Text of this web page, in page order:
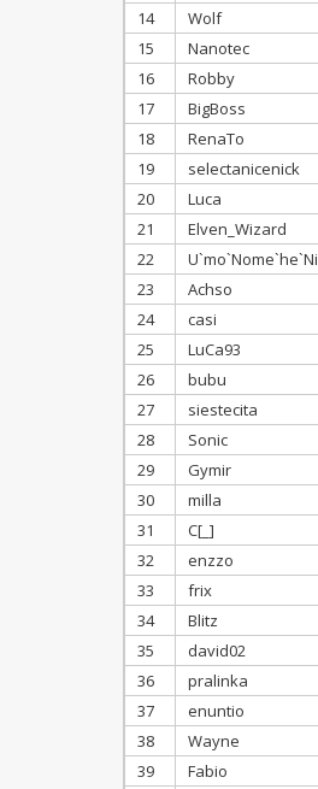
14
Wolf
15
Nanotec
16
Robby
17
BigBoss
18
RenaTo
19
selectanicenick
20
Luca
21
Elven_Wizard
22
23
Achso
24
casi
25
LuCa93
26
bubu
27
siestecita
28
Sonic
29
Gymir
30
milla
31
C[_]
32
enzzo
33
frix
34
Blitz
35
david02
36
pralinka
37
enuntio
38
Wayne
39
Fabio